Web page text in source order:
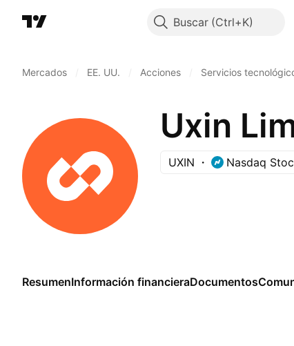
Buscar
Mercados EE. UU. Acciones Servicios
Uxin
UXIN Nasdaq
ResumenInformación financieraDocumentos